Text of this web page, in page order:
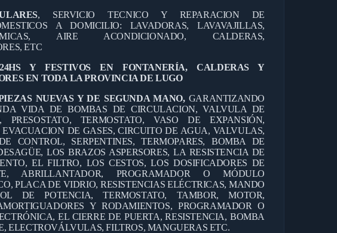
, SERVICIO TECNICO Y REPARACION DE
A DOMICILIO: LAVADORAS, LAVAVAJILLAS,
AIRE ACONDICIONADO, CALDERAS,
ETC
Y FESTIVOS EN FONTANERÍA, CALDERAS Y
EN TODA LA PROVINCIA DE LUGO
NUEVAS Y DE SEGUNDA MANO,GARANTIZANDO
VIDA DE BOMBAS DE CIRCULACION, VALVULA DE
PRESOSTATO, TERMOSTATO, VASO DE EXPANSIÓN,
EVACUACION DE GASES, CIRCUITO DE AGUA, VALVULAS,
CONTROL, SERPENTINES, TERMOPARES, BOMBA DE
LOS BRAZOS ASPERSORES, LA RESISTENCIA DE
EL FILTRO, LOS CESTOS, LOS DOSIFICADORES DE
ABRILLANTADOR, PROGRAMADOR O MÓDULO
PLACA DE VIDRIO, RESISTENCIAS ELÉCTRICAS, MANDO
DE POTENCIA, TERMOSTATO, TAMBOR, MOTOR,
Y RODAMIENTOS, PROGRAMADOR O
EL CIERRE DE PUERTA, RESISTENCIA, BOMBA
ELECTROVÁLVULAS, FILTROS, MANGUERAS ETC.